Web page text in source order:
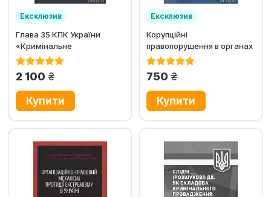
Ексклюзив
Глава 35 КПК України
«Кримінальне
провадження на підставі
2 100 грн.
Ексклюзив
Корупційні
правопорушення в органах
внутрішніх справ України
750 грн.